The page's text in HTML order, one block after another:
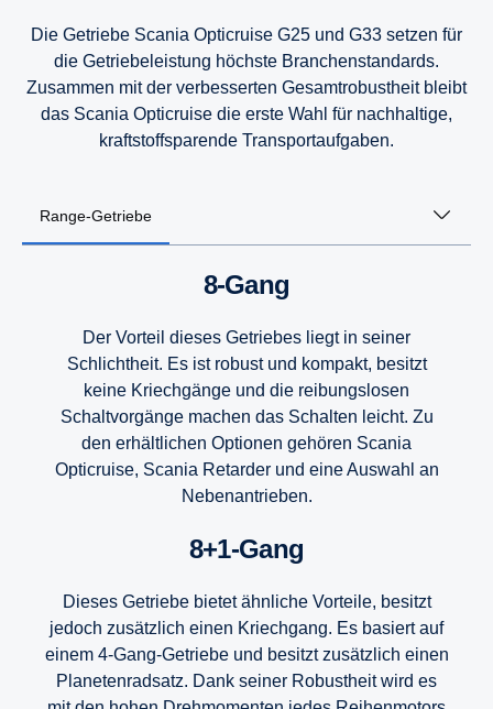
Die Getriebe Scania Opticruise G25 und G33 setzen für
die Getriebeleistung höchste Branchenstandards.
Zusammen mit der verbesserten Gesamtrobustheit bleibt
das Scania Opticruise die erste Wahl für nachhaltige,
kraftstoffsparende Transportaufgaben.
Range-Getriebe
8-Gang
Der Vorteil dieses Getriebes liegt in seiner
Schlichtheit. Es ist robust und kompakt, besitzt
keine Kriechgänge und die reibungslosen
Schaltvorgänge machen das Schalten leicht. Zu
den erhältlichen Optionen gehören Scania
Opticruise, Scania Retarder und eine Auswahl an
Nebenantrieben.
8+1-Gang
Dieses Getriebe bietet ähnliche Vorteile, besitzt
jedoch zusätzlich einen Kriechgang. Es basiert auf
einem 4-Gang-Getriebe und besitzt zusätzlich einen
Planetenradsatz. Dank seiner Robustheit wird es